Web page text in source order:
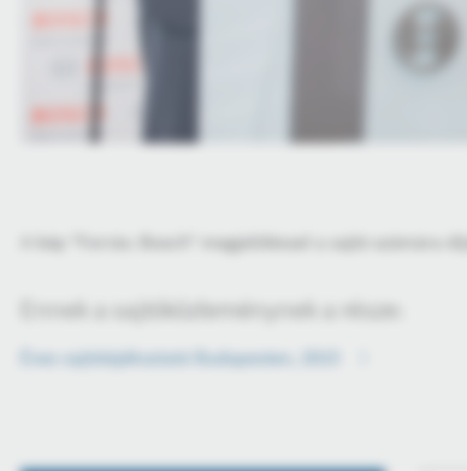
A kép "Forrás: Bosch" megjelöléssel a sajtó számára
Ennek a sajtóközleménynek a része:
Éves sajtótájékoztató Budapesten, 2015